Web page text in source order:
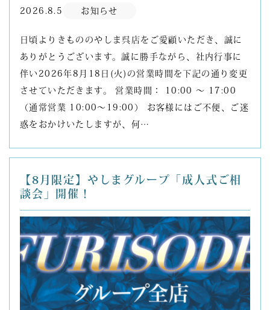
2026.8.5 お知らせ
日頃よりきもののやしま呉店をご愛顧いただき、誠に
ありがとうございます。誠に勝手ながら、社内行事に
伴い2026年8月18日(火)の営業時間を下記の通り変更
させていただきます。 営業時間： 10:00 ～ 17:00
（通常営業 10:00～19:00） お客様にはご不便、ご迷
惑をおかけいたしますが、何…
【8月限定】やしまグループ「成人式ご相
談会」開催！